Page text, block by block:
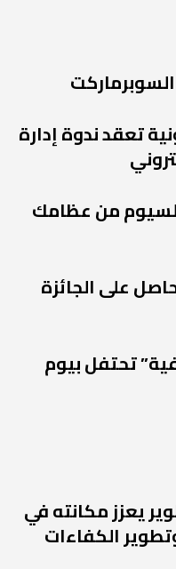
تعقد ندوة إدارة
من عظامك
على الجائزة
تحتفل بيوم
يعزز مكانته في
الكفاءات